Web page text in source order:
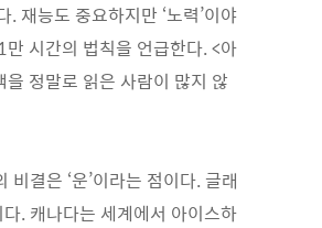
재능도 중요하지만 ‘노력’이야
시간의 법칙을 언급한다. <아
정말로 읽은 사람이 많지 않
결은 ‘운’이라는 점이다. 글래
. 캐나다는 세계에서 아이스하